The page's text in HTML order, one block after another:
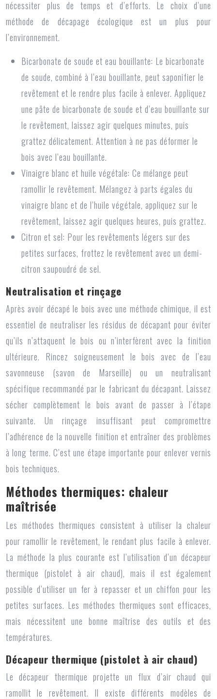
nécessiter plus de temps et d’efforts. Le choix d’une
méthode de décapage écologique est un plus pour
l’environnement.
Bicarbonate de soude et eau bouillante: Le bicarbonate
de soude, combiné à l’eau bouillante, peut saponifier le
revêtement et le rendre plus facile à enlever. Appliquez
une pâte de bicarbonate de soude et d’eau bouillante sur
le revêtement, laissez agir quelques minutes, puis
grattez délicatement. Attention à ne pas déformer le
bois avec l’eau bouillante.
Vinaigre blanc et huile végétale: Ce mélange peut
ramollir le revêtement. Mélangez à parts égales du
vinaigre blanc et de l’huile végétale, appliquez sur le
revêtement, laissez agir quelques heures, puis grattez.
Citron et sel: Pour les revêtements légers sur des
petites surfaces, frottez le revêtement avec un demi-
citron saupoudré de sel.
Neutralisation et rinçage
Après avoir décapé le bois avec une méthode chimique, il est
essentiel de neutraliser les résidus de décapant pour éviter
qu’ils n’attaquent le bois ou n’interfèrent avec la finition
ultérieure. Rincez soigneusement le bois avec de l’eau
savonneuse (savon de Marseille) ou un neutralisant
spécifique recommandé par le fabricant du décapant. Laissez
sécher complètement le bois avant de passer à l’étape
suivante. Un rinçage insuffisant peut compromettre
l’adhérence de la nouvelle finition et entraîner des problèmes
à long terme. C’est une étape importante pour enlever vernis
bois techniques.
Méthodes thermiques: chaleur
maîtrisée
Les méthodes thermiques consistent à utiliser la chaleur
pour ramollir le revêtement, le rendant plus facile à enlever.
La méthode la plus courante est l’utilisation d’un décapeur
thermique (pistolet à air chaud), mais il est également
possible d’utiliser un fer à repasser et un chiffon pour les
petites surfaces. Les méthodes thermiques sont efficaces,
mais nécessitent une bonne maîtrise des outils et des
températures.
Décapeur thermique (pistolet à air chaud)
Le décapeur thermique projette un flux d’air chaud qui
ramollit le revêtement. Il existe différents modèles de